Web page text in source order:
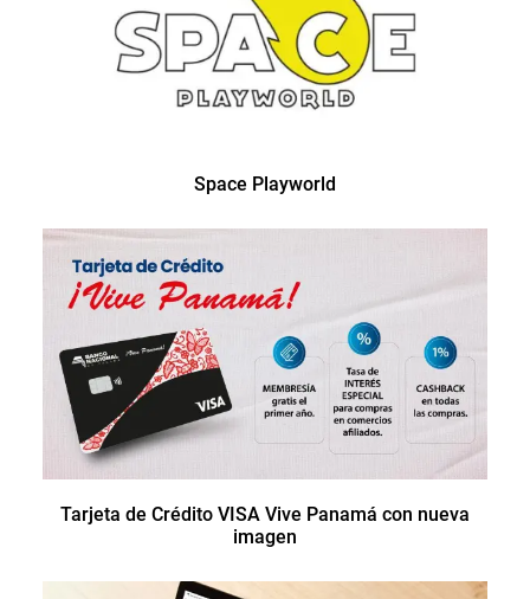
Space Playworld
Tarjeta de Crédito VISA Vive Panamá con nueva
imagen